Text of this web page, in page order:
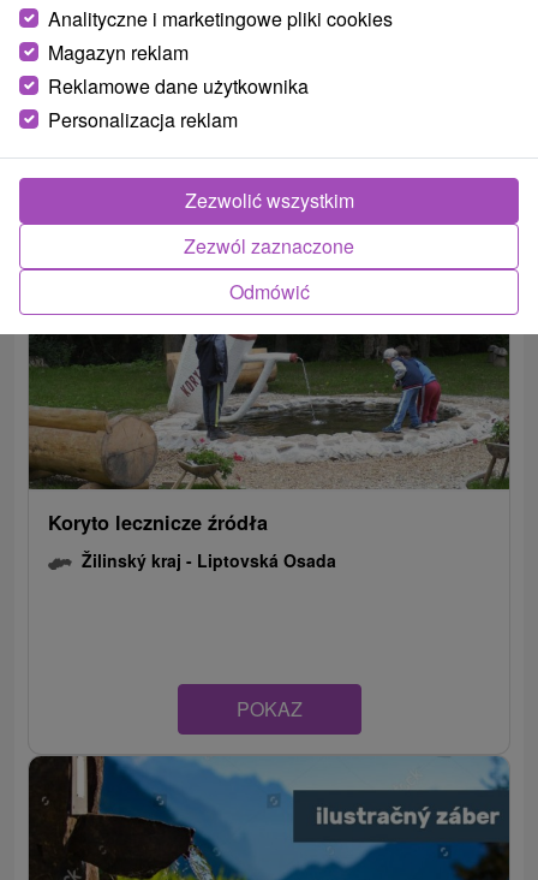
Wodospady(14) Kościoły drewniane(3)
Aquaparki, baseny(8)
Wsie i miasta
Liptovský Ján(2) Starý Smokovec(1)
Koryto lecznicze źródła
Žilinský kraj - Liptovská Osada
POKAZ
Analityczne i marketingowe pliki cookies
Magazyn reklam
Reklamowe dane użytkownika
Personalizacja reklam
Odmówić
Zezwól zaznaczone
Zezwolić wszystkim